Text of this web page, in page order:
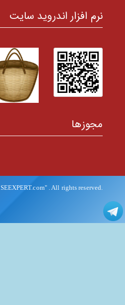
نرم افزار اندروید سایت
مجوزها
"HSEEXPERT.com". All rights reserved.